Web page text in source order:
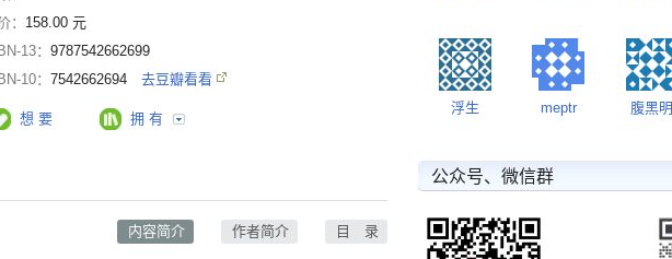
： 158.00 元
13： 9787542662699
10： 7542662694 去豆瓣看看
想 要 拥 有
目 录
作者简介
内容简介
浮生 meptr 腹黑明
公众号、微信群